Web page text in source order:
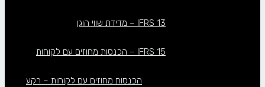
IFRS 13 – מדידת שווי הוגן
IFRS 15 – הכנסות מחוזים עם לקוחות
הכנסות מחוזים עם לקוחות – רקע